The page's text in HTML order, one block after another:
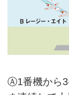
Ⓐ1番機から3